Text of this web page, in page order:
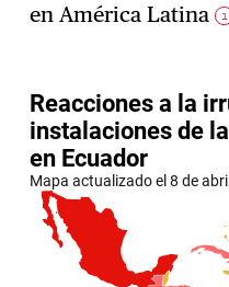
en América Latina 1